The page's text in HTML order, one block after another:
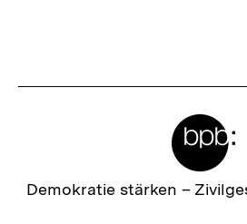
Zur
Demokratie stärken –